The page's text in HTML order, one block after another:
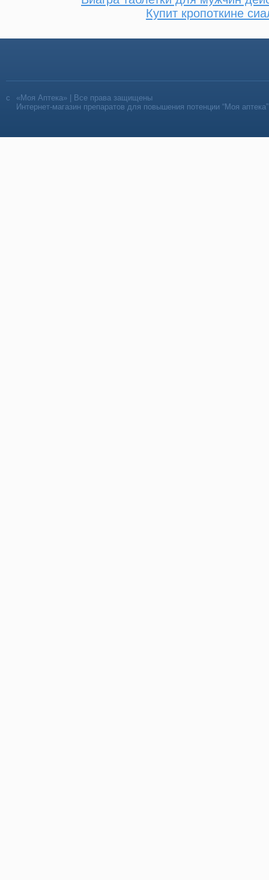
Купит кропоткине
«Моя Аптека» | Все права защищены
Интернет-магазин препаратов для повышения потенции “Моя